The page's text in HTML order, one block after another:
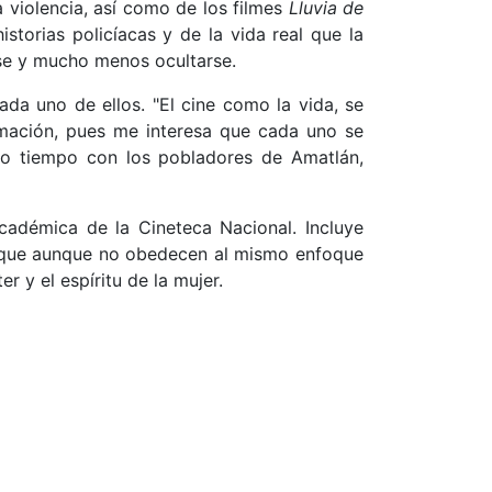
así como de los filmes Lluvia de
policíacas y de la vida real que la
y mucho menos ocultarse.
uno de ellos. "El cine como la vida, se
pues me interesa que cada uno se
tiempo con los pobladores de Amatlán,
de la Cineteca Nacional. Incluye
aunque no obedecen al mismo enfoque
y el espíritu de la mujer.